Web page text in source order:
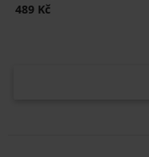
489 Kč